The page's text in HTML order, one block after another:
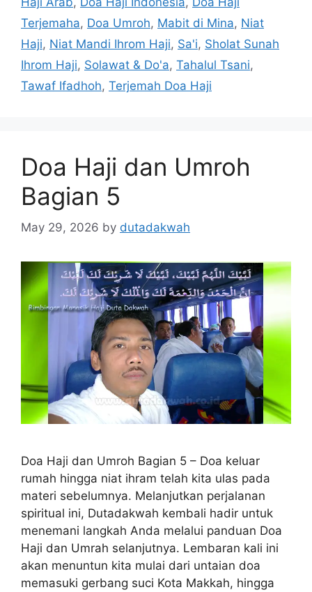
Terjemaha, Doa Umroh, Mabit di Mina, Niat
Haji, Niat Mandi Ihrom Haji, Sa'i, Sholat Sunah
Ihrom Haji, Solawat & Do'a, Tahalul Tsani,
Tawaf Ifadhoh, Terjemah Doa Haji
Doa Haji dan Umroh
Bagian 5
May 29, 2026 by dutadakwah
Doa Haji dan Umroh Bagian 5 – Doa keluar
rumah hingga niat ihram telah kita ulas pada
materi sebelumnya. Melanjutkan perjalanan
spiritual ini, Dutadakwah kembali hadir untuk
menemani langkah Anda melalui panduan Doa
Haji dan Umrah selanjutnya. Lembaran kali ini
akan menuntun kita mulai dari untaian doa
memasuki gerbang suci Kota Makkah, hingga